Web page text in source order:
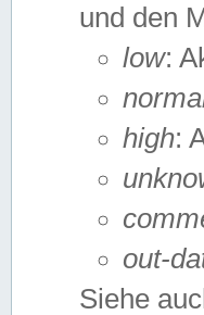
und den
low:
high:
out-
Siehe